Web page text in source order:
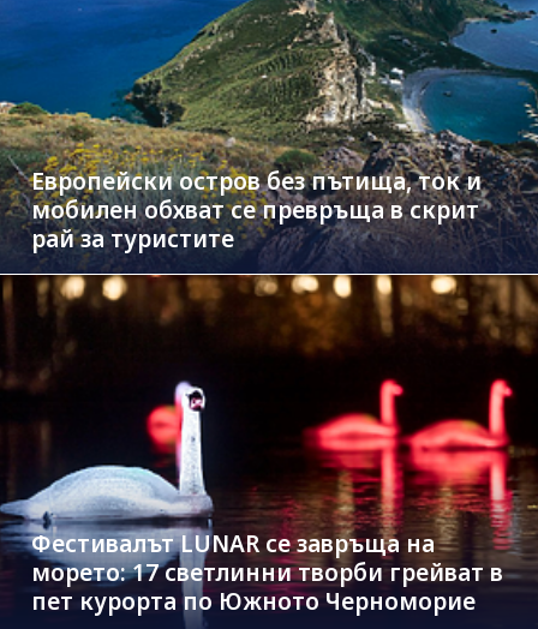
Европейски остров без пътища, ток и
мобилен обхват се превръща в скрит
рай за туристите
Фестивалът LUNAR се завръща на
морето: 17 светлинни творби грейват в
пет курорта по Южното Черноморие